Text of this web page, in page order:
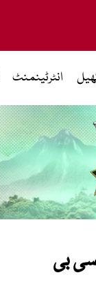
انٹرٹینمنٹ
سی بی